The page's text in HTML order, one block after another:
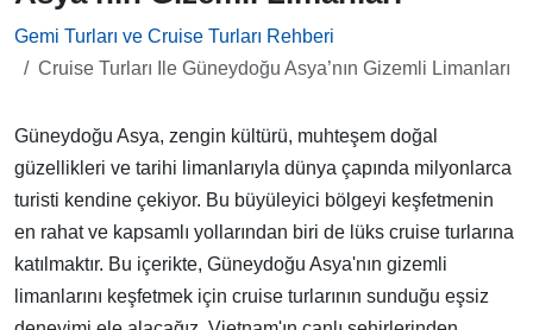
Gemi Turları ve Cruise Turları Rehberi
Cruise Turları Ile Güneydoğu Asya’nın Gizemli Limanları
Güneydoğu Asya, zengin kültürü, muhteşem doğal
güzellikleri ve tarihi limanlarıyla dünya çapında milyonlarca
turisti kendine çekiyor. Bu büyüleyici bölgeyi keşfetmenin
en rahat ve kapsamlı yollarından biri de lüks cruise turlarına
katılmaktır. Bu içerikte, Güneydoğu Asya'nın gizemli
limanlarını keşfetmek için cruise turlarının sunduğu eşsiz